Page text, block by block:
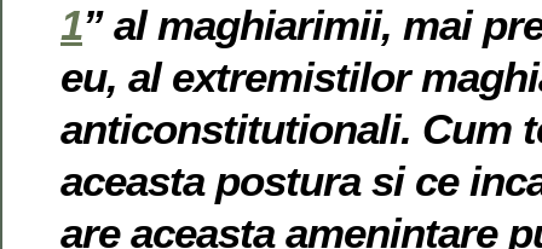
1” al maghiarimii, mai
eu, al extremistilor
anticonstitutionali. Cum
aceasta postura si ce
are aceasta amenintare